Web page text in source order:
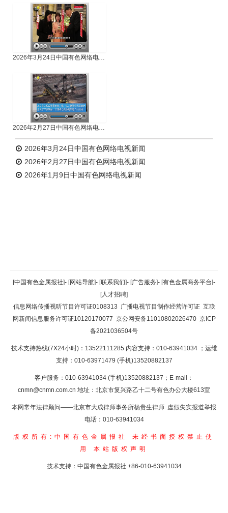
2026年3月24日中国有色网络电视新闻
2026年2月27日中国有色网络电视新闻
2026年3月24日中国有色网络电视新闻
2026年2月27日中国有色网络电视新闻
2026年1月9日中国有色网络电视新闻
返回顶部
返回首页
[中国有色金属报社]- [网站导航]- [联系我们]- [广告服务]- [有色金属商务平台]-
[人才招聘]
信息网络传播视听节目许可证0108313 广播电视节目制作经营许可证 互联
网新闻信息服务许可证10120170077 京公网安备11010802026470 京ICP
备2021036504号
技术支持热线(7X24小时)：13522111285 内容支持：010-63941034 ；运维
支持：010-63971479 (手机)13520882137
客户服务：010-63941034 (手机)13520882137；E-mail：
cnmn@cnmn.com.cn 地址：北京市复兴路乙十二号有色办公大楼613室
本网常年法律顾问——北京市大成律师事务所杨贵生律师 虚假失实报道举报
电话：010-63941034
版权所有:中国有色金属报社
未经书面授权禁止使
用 本站版权声明
技术支持：中国有色金属报社 +86-010-63941034